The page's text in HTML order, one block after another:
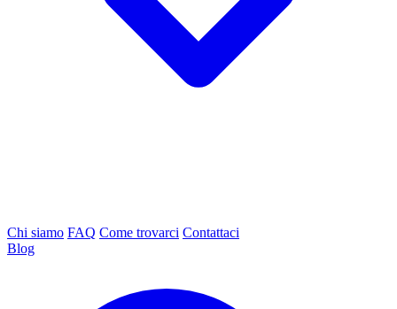
Chi siamo FAQ Come trovarci Contattaci
Blog